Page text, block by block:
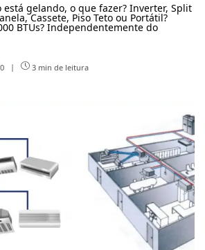
gelando, o que fazer? Inverter, Split
Cassete, Piso Teto ou Portátil?
BTUs? Independentemente do
0 | 3 min de leitura